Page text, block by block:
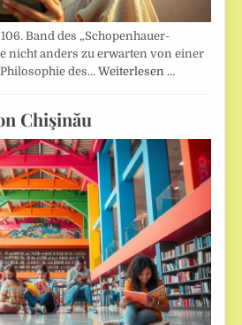
Band des „Schopenhauer-
nicht anders zu erwarten von einer
des…Weiterlesen …
Chişinău